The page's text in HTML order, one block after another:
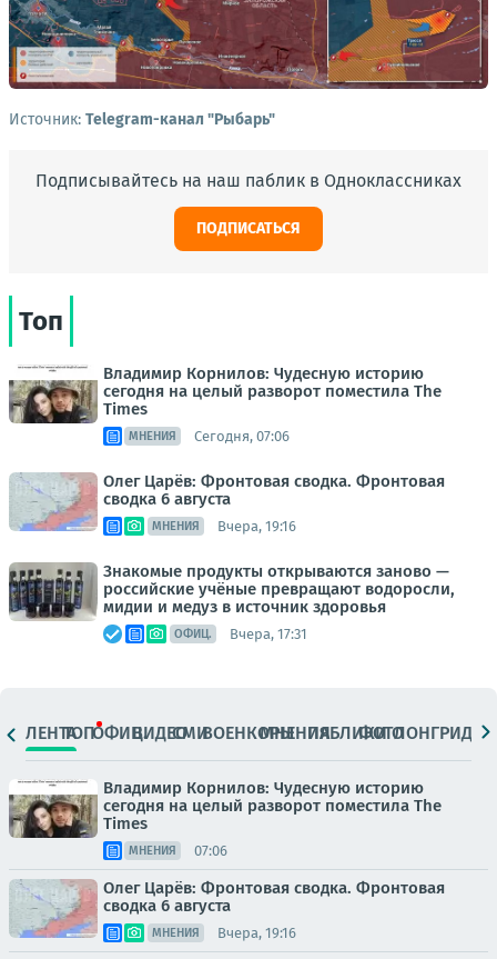
Источник: Telegram-канал "Рыбарь"
Подписывайтесь на наш паблик в Одноклассниках
ПОДПИСАТЬСЯ
Топ
Владимир Корнилов: Чудесную историю
сегодня на целый разворот поместила The
Times
МНЕНИЯ Сегодня, 07:06
Олег Царёв: Фронтовая сводка. Фронтовая
сводка 6 августа
МНЕНИЯ Вчера, 19:16
Знакомые продукты открываются заново —
российские учёные превращают водоросли,
мидии и медуз в источник здоровья
ОФИЦ. Вчера, 17:31
ЛЕНТАТОПОФИЦ.ВИДЕОСМИВОЕНКОРЫМНЕНИЯПАБЛИКИ
ФОТОЛОНГРИДЫ
Владимир Корнилов: Чудесную историю
сегодня на целый разворот поместила The
Times
МНЕНИЯ 07:06
Олег Царёв: Фронтовая сводка. Фронтовая
сводка 6 августа
МНЕНИЯ Вчера, 19:16